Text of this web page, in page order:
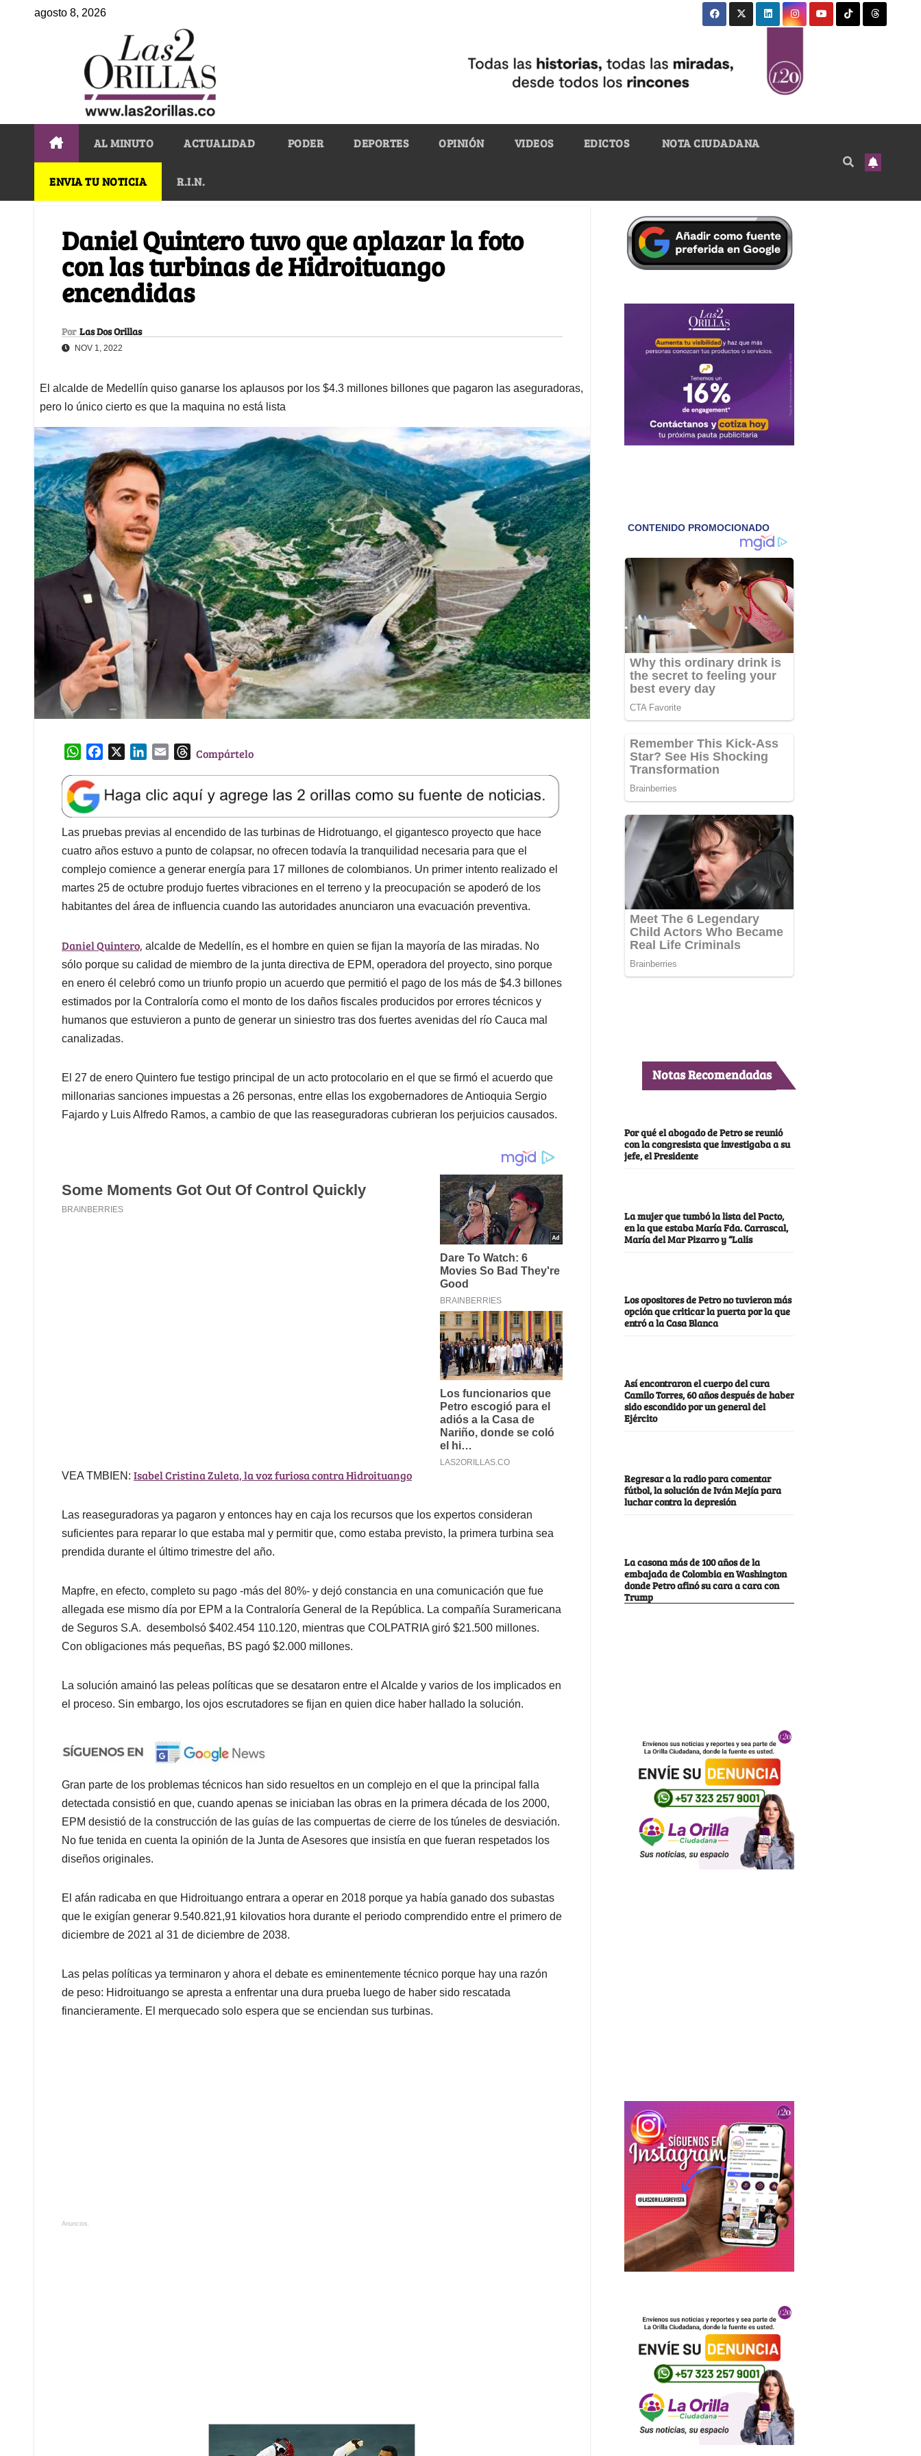
agosto 8, 2026
AL MINUTO ACTUALIDAD PODER DEPORTES OPINIÓN VIDEOS EDICTOS NOTA CIUDADANA
ENVIA TU NOTICIA R.I.N.
Daniel Quintero tuvo que aplazar la foto
con las turbinas de Hidroituango
encendidas
Por Las Dos Orillas
NOV 1, 2022
El alcalde de Medellín quiso ganarse los aplausos por los $4.3 millones billones que pagaron las aseguradoras,
pero lo único cierto es que la maquina no está lista
W
a
t
s
A
p
p
e
b
o
o
k
k
e
d
I
n
l
T
e
a
d
s
Compártelo
Las pruebas previas al encendido de las turbinas de Hidrotuango, el gigantesco proyecto que hace
cuatro años estuvo a punto de colapsar, no ofrecen todavía la tranquilidad necesaria para que el
complejo comience a generar energía para 17 millones de colombianos. Un primer intento realizado el
martes 25 de octubre produjo fuertes vibraciones en el terreno y la preocupación se apoderó de los
habitantes del área de influencia cuando las autoridades anunciaron una evacuación preventiva.
Daniel Quintero, alcalde de Medellín, es el hombre en quien se fijan la mayoría de las miradas. No
sólo porque su calidad de miembro de la junta directiva de EPM, operadora del proyecto, sino porque
en enero él celebró como un triunfo propio un acuerdo que permitió el pago de los más de $4.3 billones
estimados por la Contraloría como el monto de los daños fiscales producidos por errores técnicos y
humanos que estuvieron a punto de generar un siniestro tras dos fuertes avenidas del río Cauca mal
canalizadas.
El 27 de enero Quintero fue testigo principal de un acto protocolario en el que se firmó el acuerdo que
millonarias sanciones impuestas a 26 personas, entre ellas los exgobernadores de Antioquia Sergio
Fajardo y Luis Alfredo Ramos, a cambio de que las reaseguradoras cubrieran los perjuicios causados.
VEA TMBIEN: Isabel Cristina Zuleta, la voz furiosa contra Hidroituango
Las reaseguradoras ya pagaron y entonces hay en caja los recursos que los expertos consideran
suficientes para reparar lo que estaba mal y permitir que, como estaba previsto, la primera turbina sea
prendida durante el último trimestre del año.
Mapfre, en efecto, completo su pago -más del 80%- y dejó constancia en una comunicación que fue
allegada ese mismo día por EPM a la Contraloría General de la República. La compañía Suramericana
de Seguros S.A. desembolsó $402.454 110.120, mientras que COLPATRIA giró $21.500 millones.
Con obligaciones más pequeñas, BS pagó $2.000 millones.
La solución amainó las peleas políticas que se desataron entre el Alcalde y varios de los implicados en
el proceso. Sin embargo, los ojos escrutadores se fijan en quien dice haber hallado la solución.
Gran parte de los problemas técnicos han sido resueltos en un complejo en el que la principal falla
detectada consistió en que, cuando apenas se iniciaban las obras en la primera década de los 2000,
EPM desistió de la construcción de las guías de las compuertas de cierre de los túneles de desviación.
No fue tenida en cuenta la opinión de la Junta de Asesores que insistía en que fueran respetados los
diseños originales.
El afán radicaba en que Hidroituango entrara a operar en 2018 porque ya había ganado dos subastas
que le exigían generar 9.540.821,91 kilovatios hora durante el periodo comprendido entre el primero de
diciembre de 2021 al 31 de diciembre de 2038.
Las pelas políticas ya terminaron y ahora el debate es eminentemente técnico porque hay una razón
de peso: Hidroituango se apresta a enfrentar una dura prueba luego de haber sido rescatada
financieramente. El merquecado solo espera que se enciendan sus turbinas.
Anuncios.
Notas Recomendadas
Por qué el abogado de Petro se reunió
con la congresista que investigaba a su
jefe, el Presidente
La mujer que tumbó la lista del Pacto,
en la que estaba María Fda. Carrascal,
María del Mar Pizarro y “Lalis
Los opositores de Petro no tuvieron más
opción que criticar la puerta por la que
entró a la Casa Blanca
Así encontraron el cuerpo del cura
Camilo Torres, 60 años después de haber
sido escondido por un general del
Ejército
Regresar a la radio para comentar
fútbol, la solución de Iván Mejía para
luchar contra la depresión
La casona más de 100 años de la
embajada de Colombia en Washington
donde Petro afinó su cara a cara con
Trump